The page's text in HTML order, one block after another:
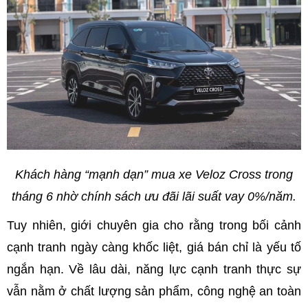
Khách hàng “mạnh dạn” mua xe Veloz Cross trong
tháng 6 nhờ chính sách ưu đãi lãi suất vay 0%/năm.
Tuy nhiên, giới chuyên gia cho rằng trong bối cảnh
cạnh tranh ngày càng khốc liệt, giá bán chỉ là yếu tố
ngắn hạn. Về lâu dài, năng lực cạnh tranh thực sự
vẫn nằm ở chất lượng sản phẩm, công nghệ an toàn